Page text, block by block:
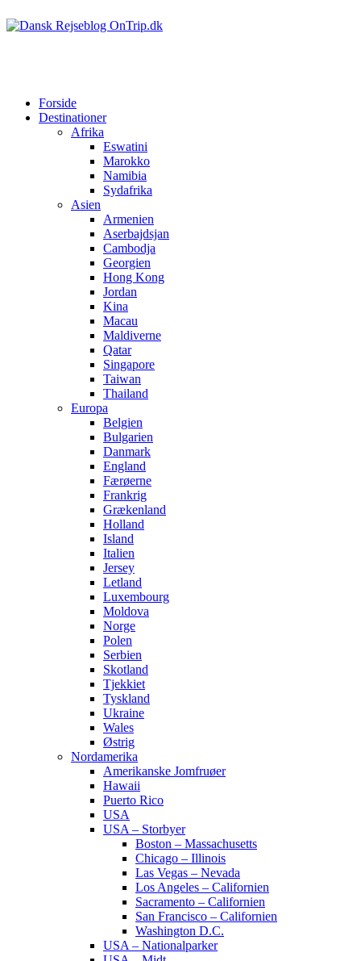
Forside
Destinationer
Afrika
Eswatini
Marokko
Namibia
Sydafrika
Asien
Armenien
Aserbajdsjan
Cambodja
Georgien
Hong Kong
Jordan
Kina
Macau
Maldiverne
Qatar
Singapore
Taiwan
Thailand
Europa
Belgien
Bulgarien
Danmark
England
Færøerne
Frankrig
Grækenland
Holland
Island
Italien
Jersey
Letland
Luxembourg
Moldova
Norge
Polen
Serbien
Skotland
Tjekkiet
Tyskland
Ukraine
Wales
Østrig
Nordamerika
Amerikanske Jomfruøer
Hawaii
Puerto Rico
USA
USA – Storbyer
Boston – Massachusetts
Chicago – Illinois
Las Vegas – Nevada
Los Angeles – Californien
Sacramento – Californien
San Francisco – Californien
Washington D.C.
USA – Nationalparker